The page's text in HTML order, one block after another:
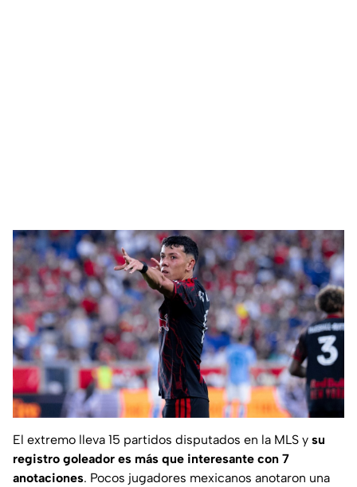
El extremo lleva 15 partidos disputados en la MLS y su
registro goleador es más que interesante con 7
anotaciones. Pocos jugadores mexicanos anotaron una